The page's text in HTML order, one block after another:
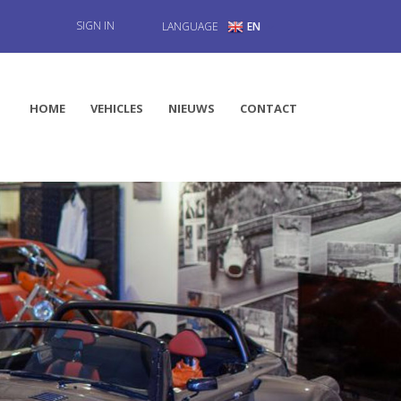
SIGN IN LANGUAGE EN
HOME VEHICLES NIEUWS CONTACT